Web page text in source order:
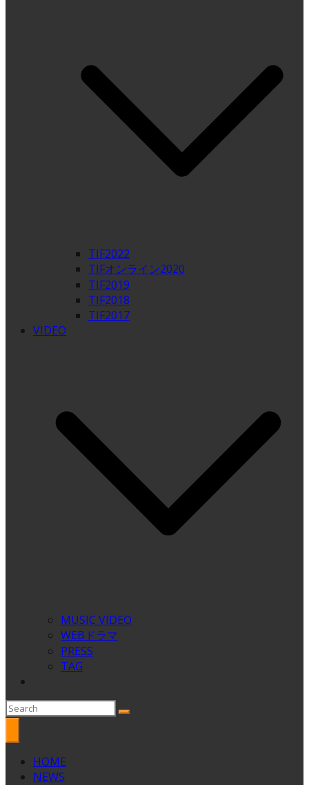
TIF2022
TIFオンライン2020
TIF2019
TIF2018
TIF2017
VIDEO
MUSIC VIDEO
WEBドラマ
PRESS
TAG
HOME
NEWS